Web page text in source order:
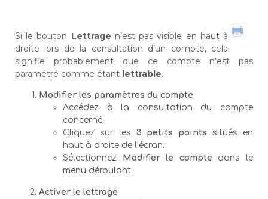
Si le bouton Lettrage n’est pas visible en haut à
droite lors de la consultation d’un compte, cela
signifie probablement que ce compte n’est pas
paramétré comme étant lettrable.
Modifier les paramètres du compte
Accédez à la consultation du compte
concerné.
Cliquez sur les 3 petits points situés en
haut à droite de l’écran.
Sélectionnez
Modifier le compte dans le
menu déroulant.
Activer le lettrage